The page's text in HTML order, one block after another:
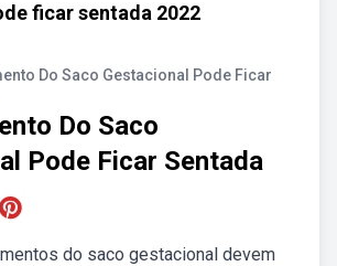
ficar sentada 2022
Do Saco Gestacional Pode Ficar
Do Saco
Pode Ficar Sentada
do saco gestacional devem